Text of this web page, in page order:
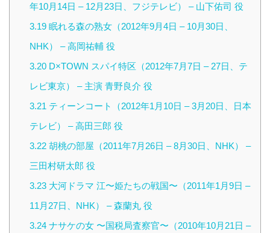
年10月14日 – 12月23日、フジテレビ） – 山下佑司 役
3.19眠れる森の熟女（2012年9月4日 – 10月30日、
NHK） – 高岡祐輔 役
3.20D×TOWN スパイ特区（2012年7月7日 – 27日、テ
レビ東京） – 主演 青野良介 役
3.21 ティーンコート（2012年1月10日 – 3月20日、日本
テレビ） – 高田三郎 役
3.22胡桃の部屋（2011年7月26日 – 8月30日、NHK） –
三田村研太郎 役
3.23大河ドラマ 江〜姫たちの戦国〜（2011年1月9日 –
11月27日、NHK） – 森蘭丸 役
3.24ナサケの女 〜国税局査察官〜（2010年10月21日 –